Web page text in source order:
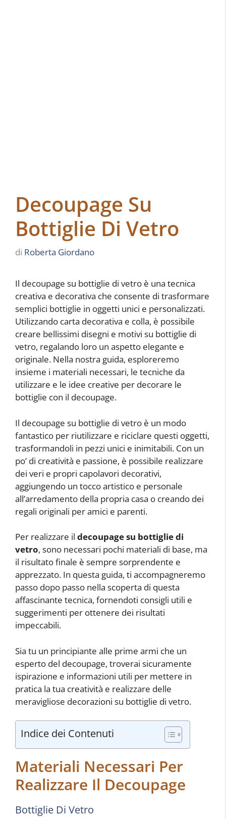
Decoupage Su
Bottiglie Di Vetro
di Roberta Giordano
Il decoupage su bottiglie di vetro è una tecnica
creativa e decorativa che consente di trasformare
semplici bottiglie in oggetti unici e personalizzati.
Utilizzando carta decorativa e colla, è possibile
creare bellissimi disegni e motivi su bottiglie di
vetro, regalando loro un aspetto elegante e
originale. Nella nostra guida, esploreremo
insieme i materiali necessari, le tecniche da
utilizzare e le idee creative per decorare le
bottiglie con il decoupage.
Il decoupage su bottiglie di vetro è un modo
fantastico per riutilizzare e riciclare questi oggetti,
trasformandoli in pezzi unici e inimitabili. Con un
po’ di creatività e passione, è possibile realizzare
dei veri e propri capolavori decorativi,
aggiungendo un tocco artistico e personale
all’arredamento della propria casa o creando dei
regali originali per amici e parenti.
Per realizzare il decoupage su bottiglie di
vetro, sono necessari pochi materiali di base, ma
il risultato finale è sempre sorprendente e
apprezzato. In questa guida, ti accompagneremo
passo dopo passo nella scoperta di questa
affascinante tecnica, fornendoti consigli utili e
suggerimenti per ottenere dei risultati
impeccabili.
Sia tu un principiante alle prime armi che un
esperto del decoupage, troverai sicuramente
ispirazione e informazioni utili per mettere in
pratica la tua creatività e realizzare delle
meravigliose decorazioni su bottiglie di vetro.
Indice dei Contenuti
Materiali Necessari Per
Realizzare Il Decoupage
Bottiglie Di Vetro